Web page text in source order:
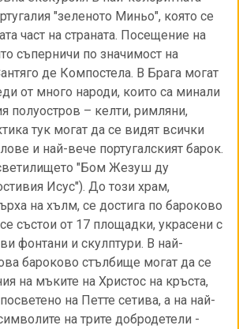
"зеленото Миньо", която се
част на страната. Посещение на
съперничи по значимост на
де Компостела. В Брага могат
от много народи, които са минали
полуостров – келти, римляни,
тук могат да се видят всички
и най-вече португалският барок.
"Бом Жезуш ду
Исус"). До този храм,
на хълм, се достига по бароково
състои от 17 площадки, украсени с
фонтани и скулптури. В най-
бароково стълбище могат да се
на мъките на Христос на кръста,
на Петте сетива, а на най-
на трите добродетели -